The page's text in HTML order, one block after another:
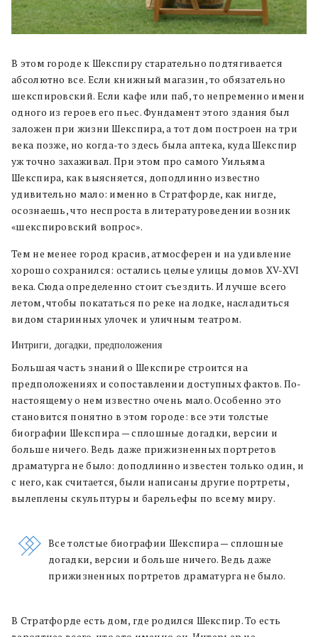
В этом городе к Шекспиру старательно подтягивается
абсолютно все. Если книжный магазин, то обязательно
шекспировский. Если кафе или паб, то непременно имени
одного из героев его пьес. Фундамент этого здания был
заложен при жизни Шекспира, а тот дом построен на три
века позже, но когда-то здесь была аптека, куда Шекспир
уж точно захаживал. При этом про самого Уильяма
Шекспира, как выясняется, доподлинно известно
удивительно мало: именно в Стратфорде, как нигде,
осознаешь, что неспроста в литературоведении возник
«шекспировский вопрос».
Тем не менее город красив, атмосферен и на удивление
хорошо сохранился: остались целые улицы домов XV-XVI
века. Сюда определенно стоит съездить. И лучше всего
летом, чтобы покататься по реке на лодке, насладиться
видом старинных улочек и уличным театром.
Интриги, догадки, предположения
Большая часть знаний о Шекспире строится на
предположениях и сопоставлении доступных фактов. По-
настоящему о нем известно очень мало. Особенно это
становится понятно в этом городе: все эти толстые
биографии Шекспира — сплошные догадки, версии и
больше ничего. Ведь даже прижизненных портретов
драматурга не было: доподлинно известен только один, и
с него, как считается, были написаны другие портреты,
вылеплены скульптуры и барельефы по всему миру.
Все толстые биографии Шекспира — сплошные
догадки, версии и больше ничего. Ведь даже
прижизненных портретов драматурга не было.
В Стратфорде есть дом, где родился Шекспир. То есть